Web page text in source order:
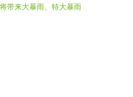
带来大暴雨、特大暴雨